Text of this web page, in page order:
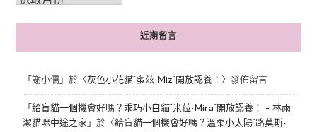
近期留言
「 謝小儒」於〈灰色小花貓“蜜茲-Miz”開放認養！ 〉發佈留言
「 給盲貓一個機會好嗎？乖巧小白貓“米菈-Mira”開放認養！ – 林雨
潔貓咪中途之家 」於〈給盲貓一個機會好嗎？溫柔小太陽“路莫斯-